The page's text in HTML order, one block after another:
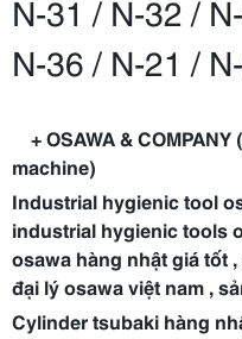
N-31 / N-32 /
N-36 / N-21 /
+ OSAWA &
machine)
Industrial hygienic tool
industrial hygienic tools
osawa hàng nhật giá tốt
đại lý osawa việt nam ,
Cylinder tsubaki hàng